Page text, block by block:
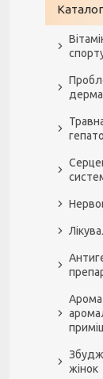
жінок